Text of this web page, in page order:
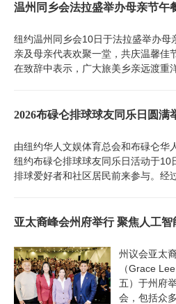
温州同乡会法拉盛举办母亲节午
纽约温州同乡会10日于法拉盛举办母
亲及母亲代表欢聚一堂，共庆温馨佳
在致辞中表示，广大旅美乡亲远渡重
2026布碌仑排球球友同乐日圆满
由纽约华人文娱体育总会和布碌仑华
纽约布碌仑排球球友同乐日活动于10
排球爱好者和社区居民前来参与。经
亚太裔峰会州府举行 聚焦人工
州议会亚太
（Grace
五）于州府
会，包括众